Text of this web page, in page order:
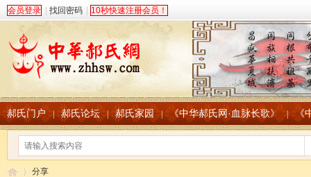
会员登录 找回密码 10秒快速注册会员！
郝氏门户 | 郝氏论坛 | 郝氏家园 | 《中华郝氏网·血脉长歌》 《
分享